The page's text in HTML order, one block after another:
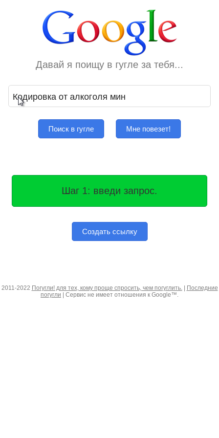
Давай я поищу в гугле за тебя...
Поиск в гугле Мне повезет!
Шаг 1: введи запрос.
Создать ссылку
2011-2022 Погугли! для тех, кому проще спросить, чем погуглить.|
Последние
погугли | Сервис не имеет отношения к Google™.